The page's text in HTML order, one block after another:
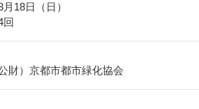
月18日（日）
回
公財）京都市都市緑化協会